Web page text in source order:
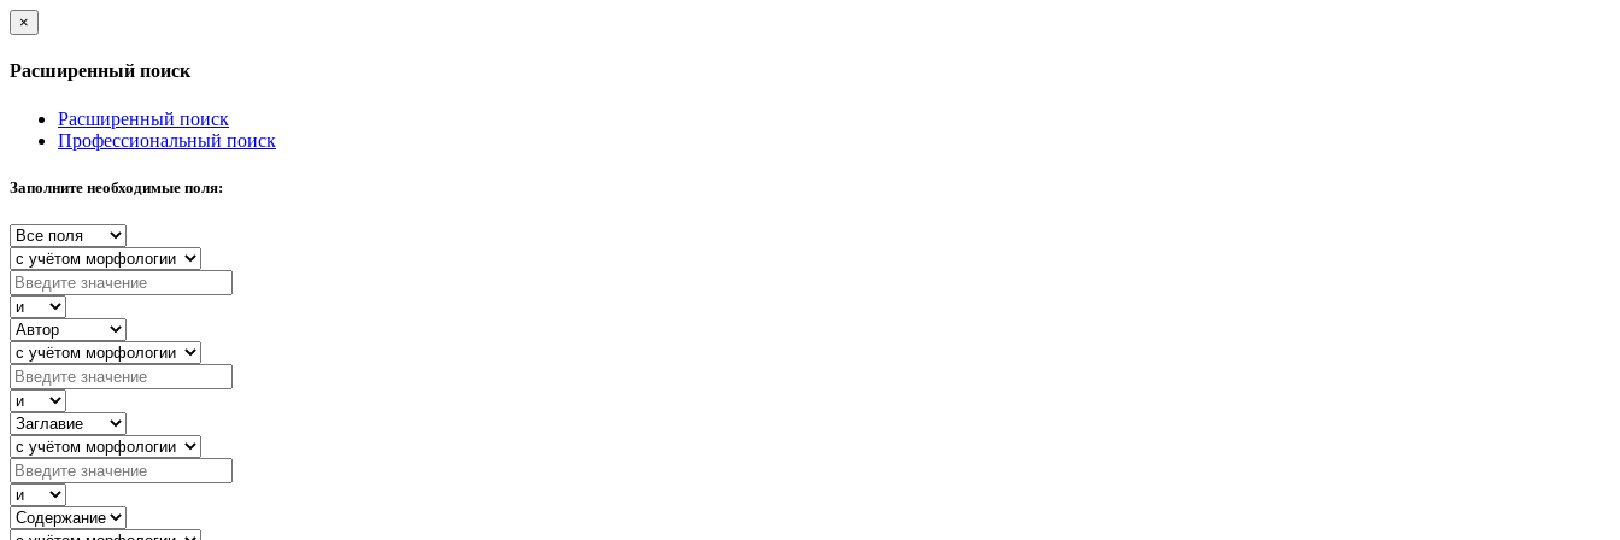
×
Расширенный поиск
Расширенный поиск
Профессиональный поиск
Заполните необходимые поля: